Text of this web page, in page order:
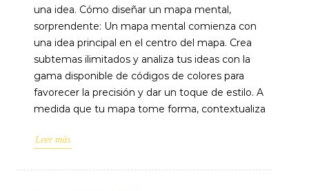
una idea. Cómo diseñar un mapa mental,
sorprendente: Un mapa mental comienza con
una idea principal en el centro del mapa. Crea
subtemas ilimitados y analiza tus ideas con la
gama disponible de códigos de colores para
favorecer la precisión y dar un toque de estilo. A
medida que tu mapa tome forma, contextualiza
Leer más